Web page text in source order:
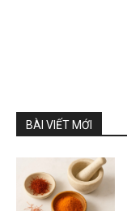
BÀI VIẾT MỚI